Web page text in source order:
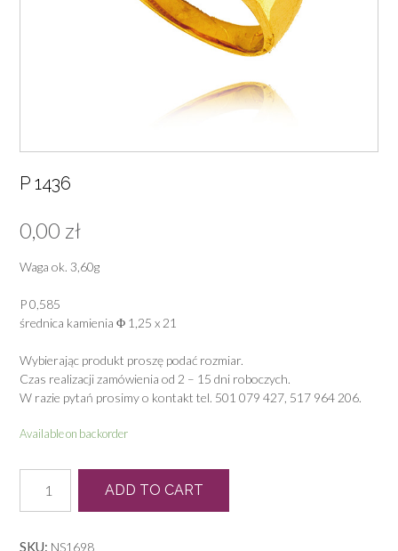
P 1436
0,00 zł
Waga ok. 3,60g
P 0,585
średnica kamienia Φ 1,25 x 21
Wybierając produkt proszę podać rozmiar.
Czas realizacji zamówienia od 2 – 15 dni roboczych.
W razie pytań prosimy o kontakt tel. 501 079 427, 517 964 206.
Available on backorder
1436
quantity
ADD TO CART
SKU: NS1698